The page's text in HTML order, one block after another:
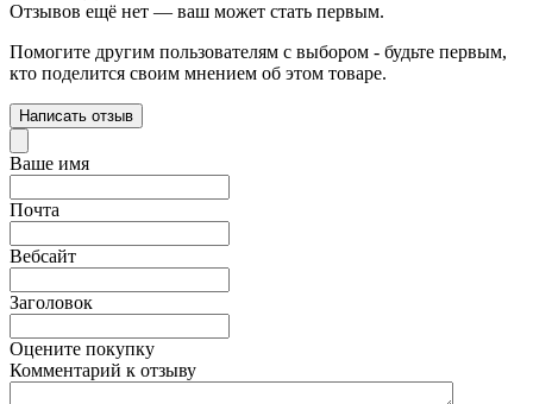
Отзывов ещё нет — ваш может стать первым.
Помогите другим пользователям с выбором - будьте первым,
кто поделится своим мнением об этом товаре.
Написать отзыв
Ваше имя
Почта
Вебсайт
Заголовок
Оцените покупку
Комментарий к отзыву